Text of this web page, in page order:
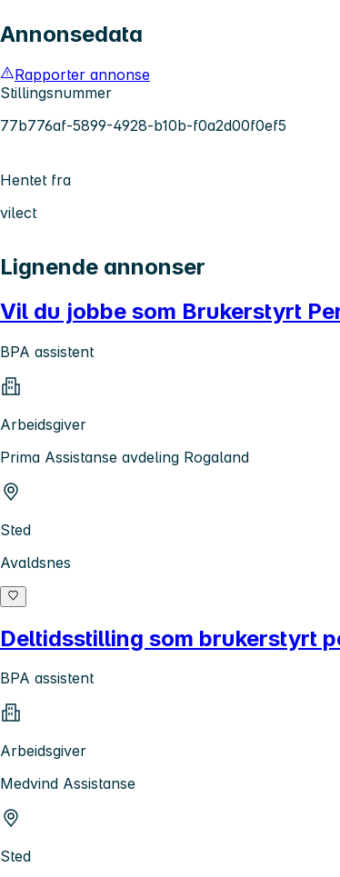
Annonsedata
Rapporter annonse
Stillingsnummer
77b776af-5899-4928-b10b-f0a2d00f0ef5
Hentet fra
vilect
Lignende annonser
Vil du jobbe som Brukerstyrt
BPA assistent
Arbeidsgiver
Prima Assistanse avdeling Rogaland
Sted
Avaldsnes
Deltidsstilling som brukerstyrt
BPA assistent
Arbeidsgiver
Medvind Assistanse
Sted